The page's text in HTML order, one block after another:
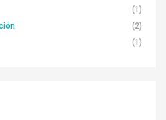
(1)
(2)
(1)